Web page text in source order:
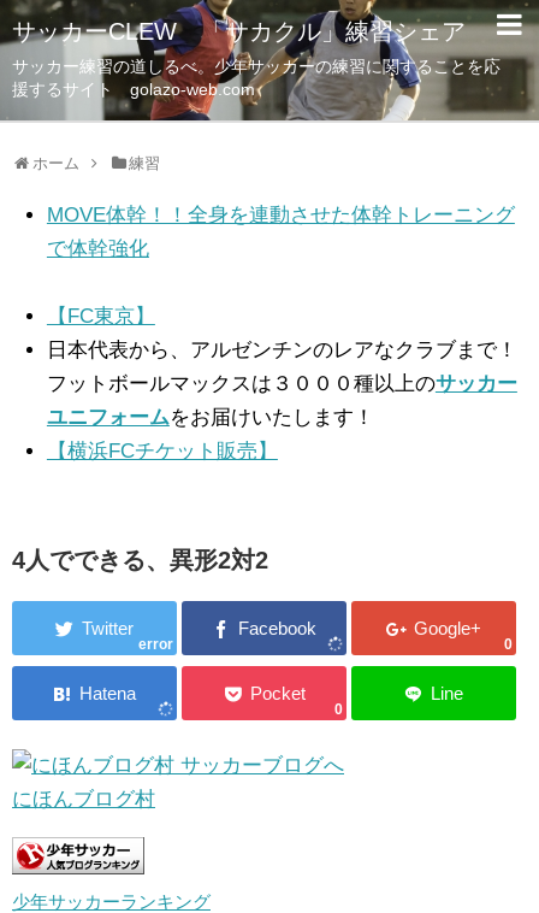
サッカーCLEW 「サカクル」練習シェア
サッカー練習の道しるべ。少年サッカーの練習に関することを応
援するサイト golazo-web.com
ホーム 練習
MOVE体幹！！全身を連動させた体幹トレーニング
で体幹強化
【FC東京】
日本代表から、アルゼンチンのレアなクラブまで！
フットボールマックスは３０００種以上のサッカー
ユニフォームをお届けいたします！
【横浜FCチケット販売】
4人でできる、異形2対2
error 0
0
にほんブログ村
少年サッカーランキング